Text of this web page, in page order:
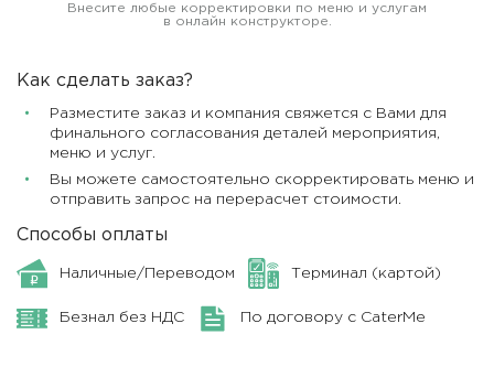
Внесите любые корректировки по меню и услугам
в онлайн конструкторе.
Как сделать заказ?
Разместите заказ и компания свяжется с Вами для
финального согласования деталей мероприятия,
меню и услуг.
Вы можете самостоятельно скорректировать меню и
отправить запрос на перерасчет стоимости.
Способы оплаты
Наличные/Переводом Терминал (картой)
Безнал без НДС По договору с CaterMe